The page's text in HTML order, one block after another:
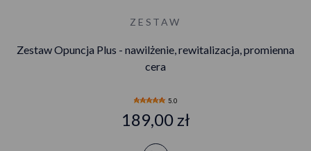
ZESTAW
Zestaw Opuncja Plus - nawilżenie, rewitalizacja, promienna
cera
5.0
189,00 zł